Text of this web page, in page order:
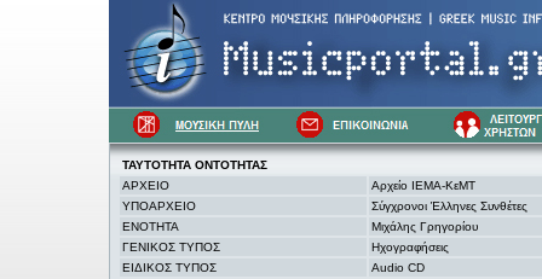
ΤΑΥΤΟΤΗΤΑ ΟΝΤΟΤΗΤΑΣ
ΑΡΧΕΙΟ
Αρχείο ΙΕΜΑ-ΚεΜΤ
ΥΠΟΑΡΧΕΙΟ
Σύγχρονοι Έλληνες Συνθέτες
ΕΝΟΤΗΤΑ
Μιχάλης Γρηγορίου
ΓΕΝΙΚΟΣ ΤΥΠΟΣ
Ηχογραφήσεις
ΕΙΔΙΚΟΣ ΤΥΠΟΣ
Audio CD